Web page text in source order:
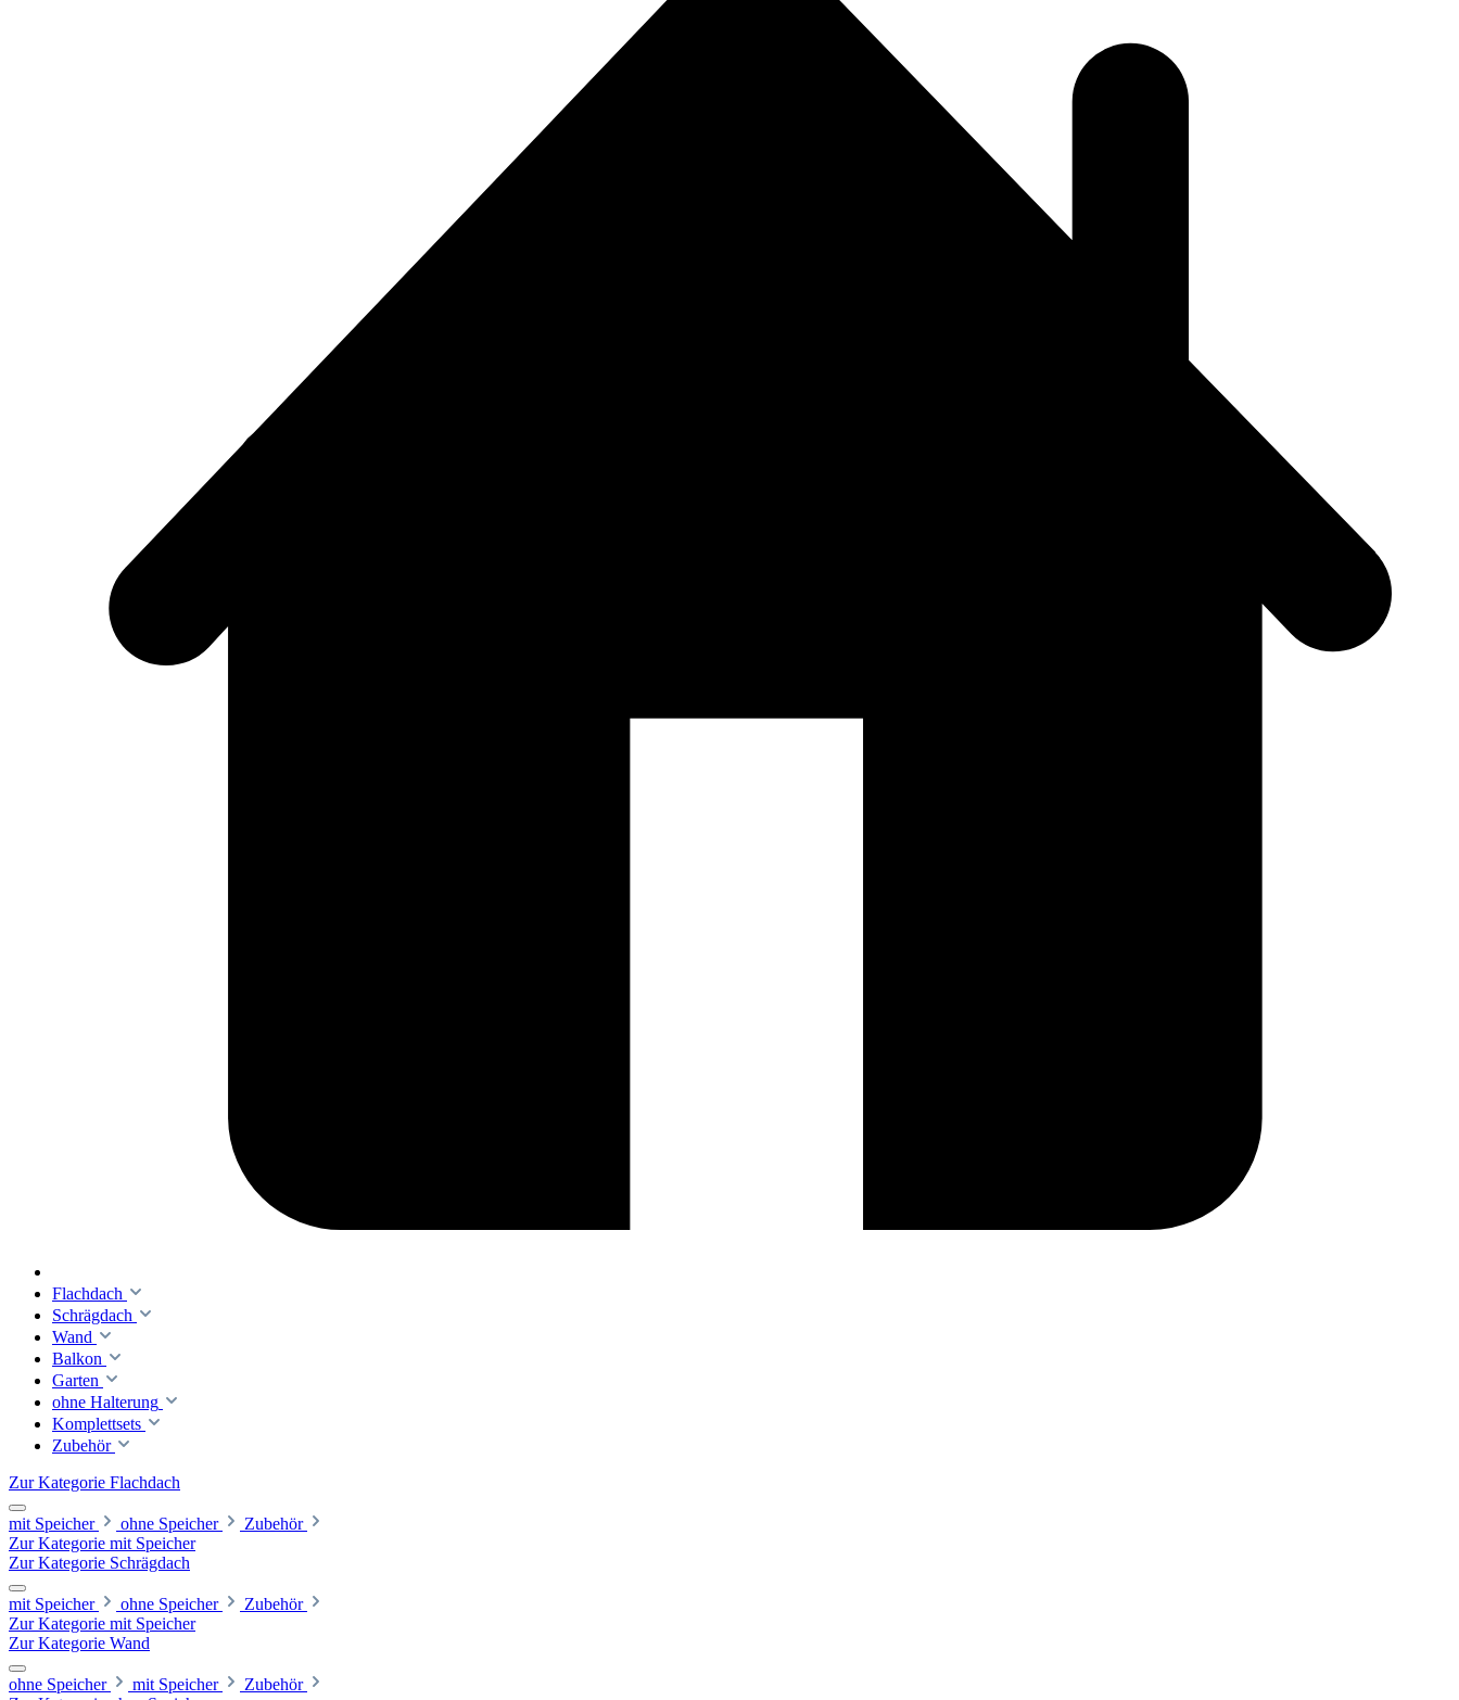
Flachdach
Schrägdach
Wand
Balkon
Garten
ohne Halterung
Komplettsets
Zubehör
Zur Kategorie Flachdach
mit Speicher ohne Speicher
Zubehör
Zur Kategorie mit Speicher
Zur Kategorie Schrägdach
mit Speicher ohne Speicher
Zubehör
Zur Kategorie mit Speicher
Zur Kategorie Wand
ohne Speicher mit Speicher
Zubehör